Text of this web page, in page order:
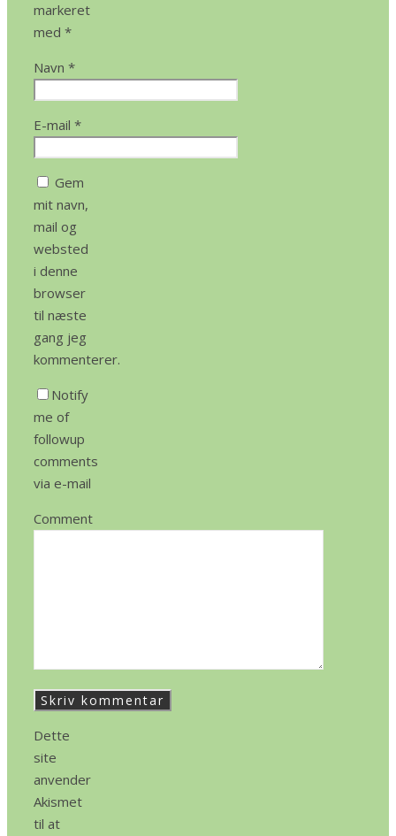
markeret
med *
Navn *
E-mail *
Gem
mit navn,
mail og
websted
i denne
browser
til næste
gang jeg
kommenterer.
Notify
me of
followup
comments
via e-mail
Comment
Dette
site
anvender
Akismet
til at